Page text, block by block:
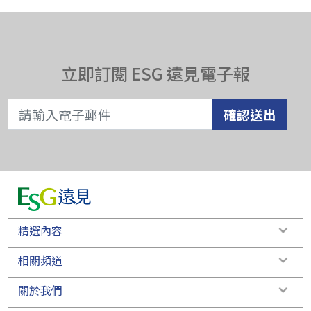
立即訂閱 ESG 遠見電子報
確認送出
精選內容
相關頻道
關於我們